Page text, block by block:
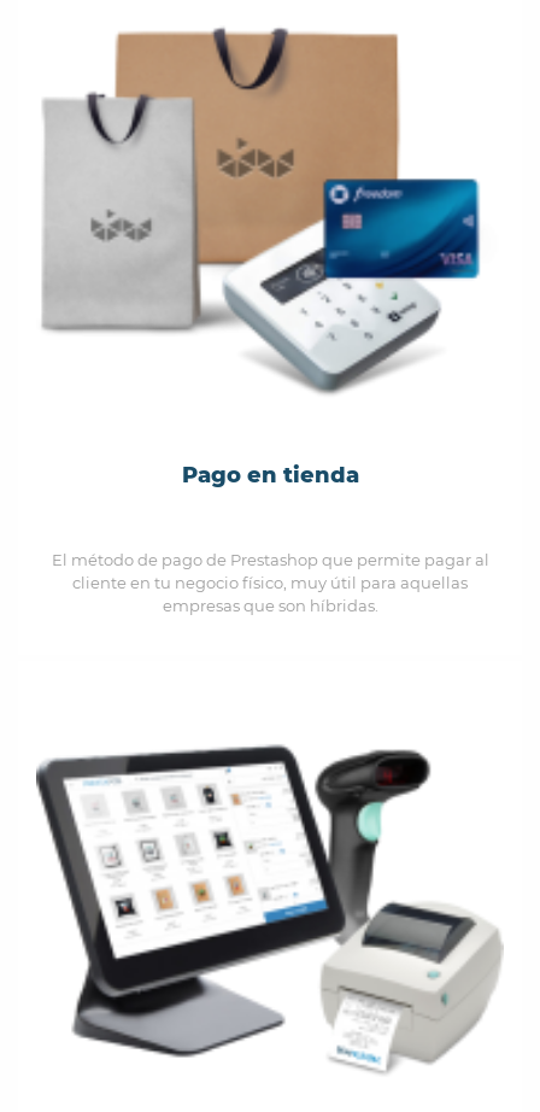
Pago en tienda
El método de pago de Prestashop que permite pagar al
cliente en tu negocio físico, muy útil para aquellas
empresas que son híbridas.